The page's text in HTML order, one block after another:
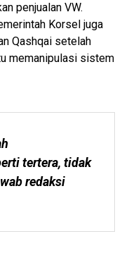
penjualan VW.
Korsel juga
Qashqai setelah
memanipulasi sistem
tertera, tidak